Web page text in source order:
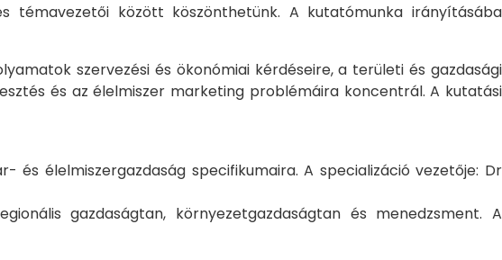
között köszönthetünk. A kutatómunka irányításába
szervezési és ökonómiai kérdéseire, a területi és gazdasági
és az élelmiszer marketing problémáira koncentrál. A kutatási
élelmiszergazdaság specifikumaira. A specializáció vezetője: Dr
gazdaságtan, környezetgazdaságtan és menedzsment. A